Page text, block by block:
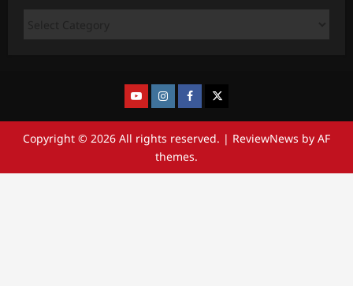
Copyright © 2026 All rights reserved. | ReviewNews by AF
themes.